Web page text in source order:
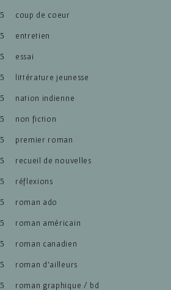
coup de coeur
entretien
essai
littérature jeunesse
nation indienne
non fiction
premier roman
recueil de nouvelles
réflexions
roman ado
roman américain
roman canadien
roman d'ailleurs
roman graphique / bd